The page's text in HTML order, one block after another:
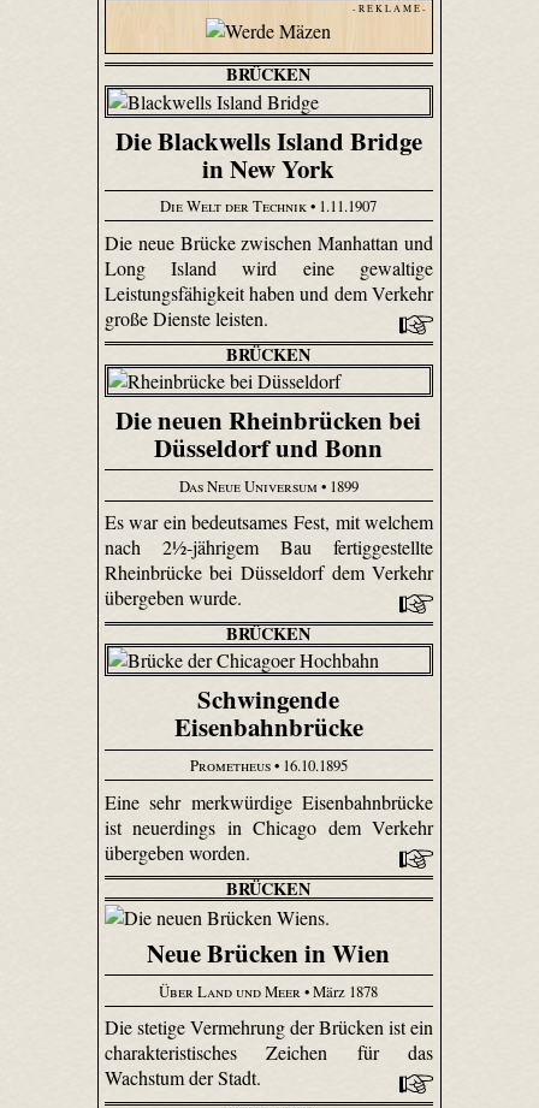
- R E K L A M E -
BRÜCKEN
Die Blackwells Island Bridge
in New York
Die Welt der Technik• 1.11.1907
Die neue Brücke zwischen Manhattan und
Long Island wird eine gewaltige
Leistungsfähigkeit haben und dem Verkehr
große Dienste leisten.
BRÜCKEN
Die neuen Rheinbrücken bei
Düsseldorf und Bonn
Das Neue Universum • 1899
Es war ein bedeutsames Fest, mit welchem
nach 2½-jährigem Bau fertiggestellte
Rheinbrücke bei Düsseldorf dem Verkehr
übergeben wurde.
BRÜCKEN
Schwingende
Eisenbahnbrücke
Prometheus• 16.10.1895
Eine sehr merkwürdige Eisenbahnbrücke
ist neuerdings in Chicago dem Verkehr
übergeben worden.
BRÜCKEN
Neue Brücken in Wien
Über Land und Meer • März 1878
Die stetige Vermehrung der Brücken ist ein
charakteristisches Zeichen für das
Wachstum der Stadt.